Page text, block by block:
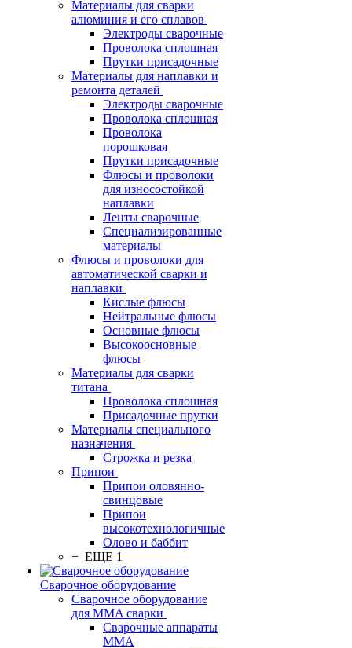
Материалы для сварки
алюминия и его сплавов
Электроды сварочные
Проволока сплошная
Прутки присадочные
Материалы для наплавки и
ремонта деталей
Электроды сварочные
Проволока сплошная
Проволока
порошковая
Прутки присадочные
Флюсы и проволоки
для износостойкой
наплавки
Ленты сварочные
Специализированные
материалы
Флюсы и проволоки для
автоматической сварки и
наплавки
Кислые флюсы
Нейтральные флюсы
Основные флюсы
Высокоосновные
флюсы
Материалы для сварки
титана
Проволока сплошная
Присадочные прутки
Материалы специального
назначения
Строжка и резка
Припои
Припои оловянно-
свинцовые
Припои
высокотехнологичные
Олово и баббит
+ ЕЩЕ 1
Сварочное оборудование
Сварочное оборудование
для MMA сварки
Сварочные аппараты
MMA